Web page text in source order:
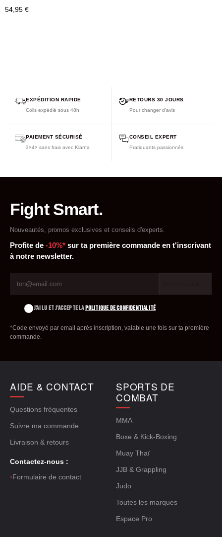
54,95 €
EXPÉDITION RAPIDE
Colis expédié sous 48h
RETOURS 30 JOURS
Pour changer d'avis
PAIEMENT SÉCURISÉ
3×4× sans frais avec Klarna
CONSEIL EXPERT
Pratiquants passionnés
Fight Smart.
Nouveautés, promos exclusives et conseils d'experts.
Profite de -10%* sur ta première commande en t'inscrivant
à notre newsletter.
J'AI LU ET J'ACCEPTE LAPOLITIQUE DE CONFIDENTIALITÉ
*Code envoyé par email après inscription, valable une fois sur ta première
commande.
AIDE & CONTACT
Questions fréquentes
Suivre ma commande
Livraison & retours
Contactez-nous :
›Formulaire de contact
SPORTS DE
COMBAT
MMA
Boxe & Kick-Boxing
Muay Thaï
JJB & Grappling
Judo
Toutes les marques
Espace Pro